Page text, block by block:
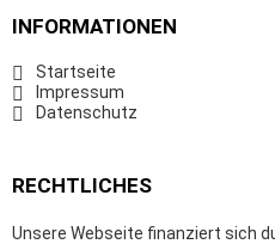
INFORMATIONEN
Startseite
Impressum
Datenschutz
RECHTLICHES
Unsere Webseite finanziert sich